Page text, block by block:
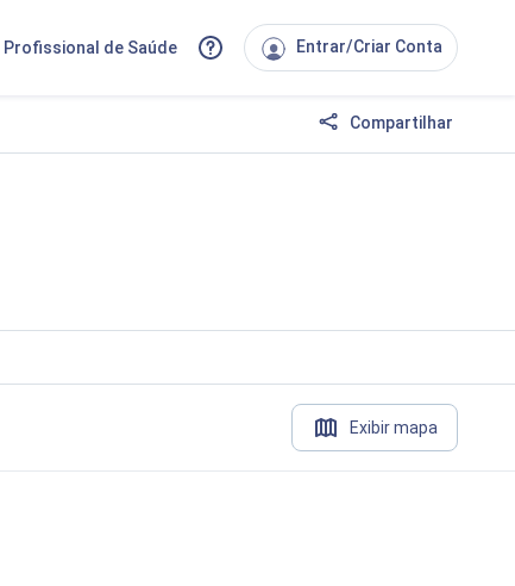
Profissional de Saúde Entrar/Criar Conta
Compartilhar
Exibir mapa